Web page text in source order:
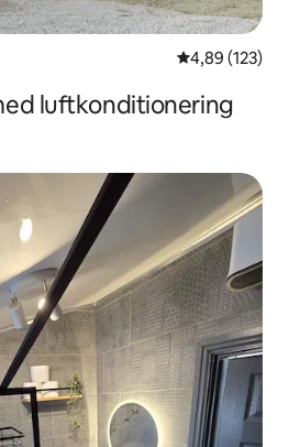
4,89 av 5 i
4,89 (123)
luftkonditionering